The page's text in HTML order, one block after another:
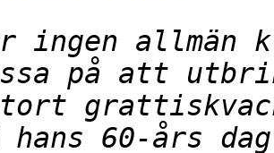
ingen allmän